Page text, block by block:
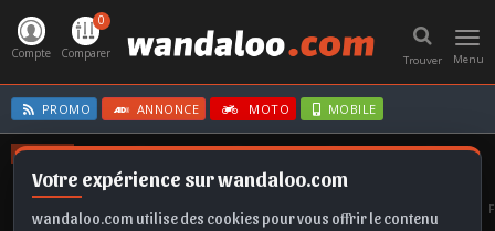
Votre expérience sur wandaloo.com
wandaloo.com utilise des cookies pour vous offrir le contenu
Menu
Trouver
Compte
0
Comparer
PROMO ANNONCE MOTO MOBILE
OFFRES
CLIO E-TECH